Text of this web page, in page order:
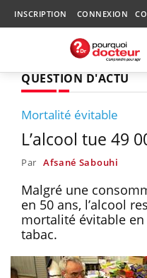
INSCRIPTION CONNEXION
QUESTION D'ACTU
Mortalité évitable
L’alcool tue 49
Par Afsané Sabouhi
Malgré une
en 50 ans, l’alcool
mortalité évitable
tabac.